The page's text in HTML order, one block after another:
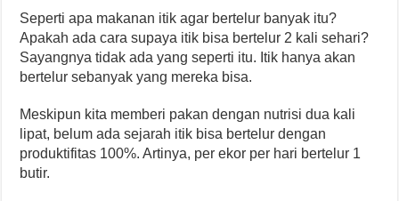
Seperti apa makanan itik agar bertelur banyak itu?
Apakah ada cara supaya itik bisa bertelur 2 kali sehari?
Sayangnya tidak ada yang seperti itu. Itik hanya akan
bertelur sebanyak yang mereka bisa.
Meskipun kita memberi pakan dengan nutrisi dua kali
lipat, belum ada sejarah itik bisa bertelur dengan
produktifitas 100%. Artinya, per ekor per hari bertelur 1
butir.